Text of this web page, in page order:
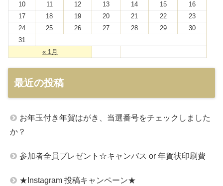
« 1月
10
11 12 13 14 15
16
17
18 19 20 21 22
23
24
25 26 27 28 29
30
31
最近の投稿
お年玉付き年賀はがき、当選番号をチェックしました
か？
参加者全員プレゼント☆キャンバス or 年賀状印刷費
★Instagram 投稿キャンペーン★